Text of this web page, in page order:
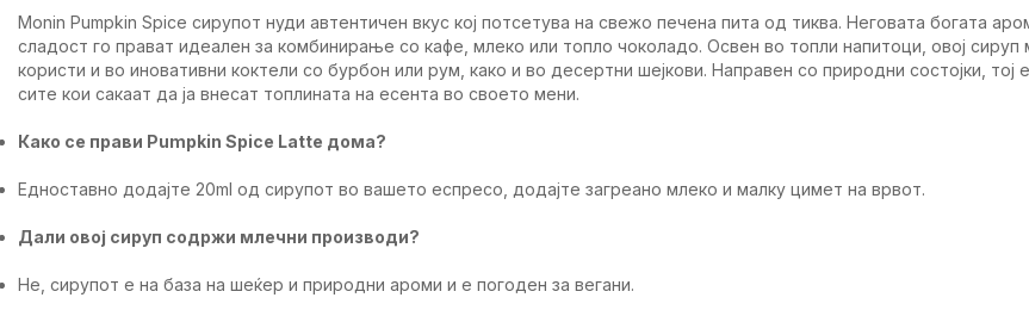
Monin Pumpkin Spice сирупот нуди автентичен вкус кој потсетува на свежо печена пита од тиква. Неговата богата
сладост го прават идеален за комбинирање со кафе, млеко или топло чоколадо. Освен во топли напитоци, овој
користи и во иновативни коктели со бурбон или рум, како и во десертни шејкови. Направен со природни состојки, тој
сите кои сакаат да ја внесат топлината на есента во своето мени.
Како се прави Pumpkin Spice Latte дома?
Едноставно додајте 20ml од сирупот во вашето еспресо, додајте загреано млеко и малку цимет на врвот.
Дали овој сируп содржи млечни производи?
Не, сирупот е на база на шеќер и природни ароми и е погоден за вегани.